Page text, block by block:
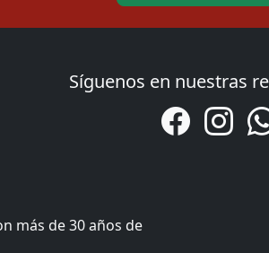
Síguenos en nuestras
más de 30 años de